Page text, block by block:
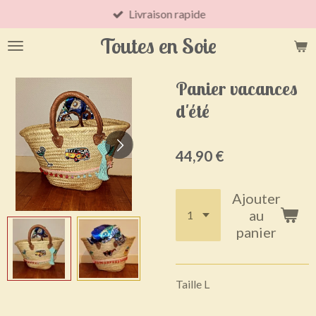
au
contenu
Toutes en Soie
Livraison rapide
Panier vacances
d'été
44,90 €
Ajouter
au
panier
Taille L